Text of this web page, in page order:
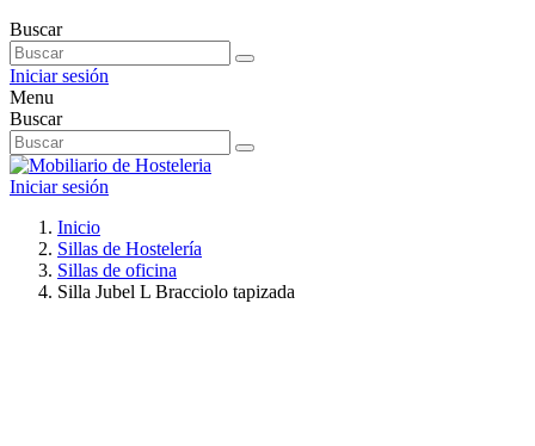
Buscar
Iniciar sesión
Menu
Buscar
Iniciar sesión
Inicio
Sillas de Hostelería
Sillas de oficina
Silla Jubel L Bracciolo tapizada